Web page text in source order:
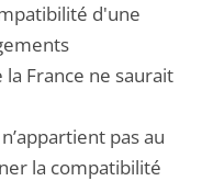
d'une
France ne saurait
pas au
la compatibilité